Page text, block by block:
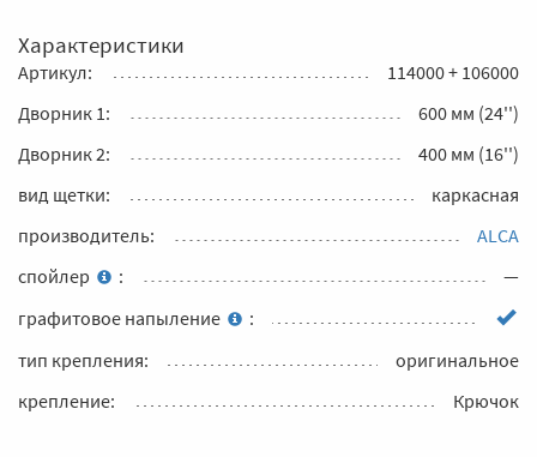
Характеристики
Артикул:
114000 + 106000
Дворник 1:
600 мм (24'')
Дворник 2:
400 мм (16'')
вид щетки:
каркасная
производитель:
ALCA
спойлер
:
—
графитовое напыление
:
тип крепления:
оригинальное
крепление:
Крючок